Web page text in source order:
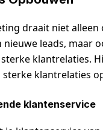
draait niet alleen
nieuwe leads, maar
klantrelaties.
klantrelaties
klantenservice